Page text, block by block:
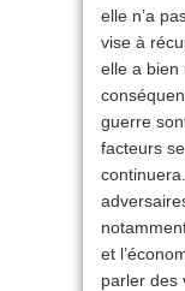
elle n’a
vise à
elle a bien
guerre
facteurs
et
parler des